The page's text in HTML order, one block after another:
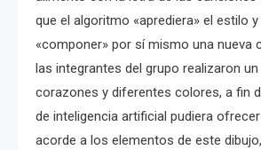
que el algoritmo «aprediera» el estilo
«componer» por sí mismo una nueva
las integrantes del grupo realizaron
corazones y diferentes colores, a fin
de inteligencia artificial pudiera
acorde a los elementos de este